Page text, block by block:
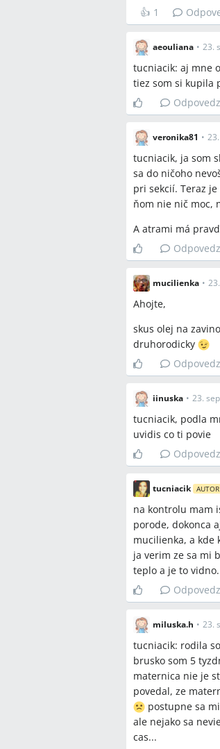
👍 1
aeouliana • 23.
tucniacik: aj mne
tiez som si kupila
Odpovedz
veronika81 •
tucniacik, ja som
sa do ničoho
pri sekcií. Teraz
ňom nie nič moc,
A atrami má
Odpovedz
mucilienka •
Ahojte,
skus olej na
druhorodicky
Odpovedz
iinuska • 23.
tucniacik, podla
uvidis co ti povie
Odpovedz
tucniacik AUTOR
na kontrolu mam
porode, dokonca
mucilienka, a kde
ja verim ze sa mi
teplo a je to
Odpovedz
miluska.h • 23.
tucniacik: rodila
brusko som 5
maternica nie je
povedal, ze
postupne sa
ale nejako sa
cas...